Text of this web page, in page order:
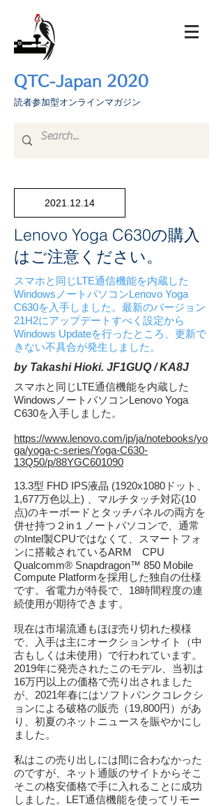
QTC-Japan 2020
​読者参加型オンラインマガジン
2021.12.14
Lenovo Yoga C630の購入
はご注意ください。
スマホと同じLTE通信機能を内蔵した
WindowsノートパソコンLenovo Yoga
C630を入手しました。最新のバージョン
21H2にアップデートすべく設定から
Windows Updateを行ったところ、更新で
きない不具合が発生しました。
by Takashi Hioki. JF1GUQ / KA8J
スマホと同じLTE通信機能を内蔵した
WindowsノートパソコンLenovo Yoga
C630を入手しました。
https://www.lenovo.com/jp/ja/notebooks/yo
ga/yoga-c-series/Yoga-C630-
13Q50/p/88YGC601090
13.3型 FHD IPS液晶 (1920x1080ドット、
1,677万色以上) 、マルチタッチ対応(10
点)のキーボードとタッチパネルの両方を
併せ持つ２in１ノートパソコンで、通常
のIntel製CPUではなくて、スマートフォ
ンに搭載されているARM CPU
Qualcomm® Snapdragon™ 850 Mobile
Compute Platformを採用した独自の仕様
です。省電力が特長で、18時間程度の連
続使用が期待できます。
現在は市場流通もほぼ売り切れた模様
で、入手は主にオークションサイト（中
古もしくは未使用）で行われています。
2019年に発売されたこのモデル、当初は
16万円以上の価格で売り出されました
が、2021年春にはソフトバンクコレクシ
ョンによる破格の販売（19,800円）があ
り、初夏のネットニュースを賑やかにし
ました。
私はこの売り出しには間に合わなかった
のですが、ネット通販のサイトからそこ
そこの格安価格で手に入れることに成功
しました。LET通信機能を使ってリモー